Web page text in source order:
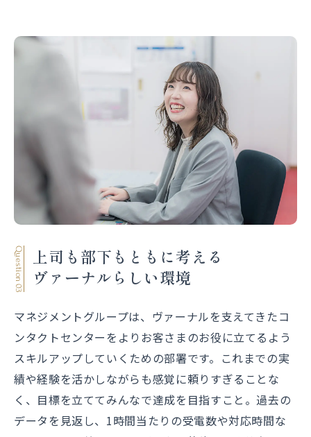
Question 03
上司も部下もともに考える
ヴァーナルらしい環境
マネジメントグループは、ヴァーナルを支えてきたコ
ンタクトセンターをよりお客さまのお役に立てるよう
スキルアップしていくための部署です。これまでの実
績や経験を活かしながらも感覚に頼りすぎることな
く、目標を立ててみんなで達成を目指すこと。過去の
データを見返し、1時間当たりの受電数や対応時間な